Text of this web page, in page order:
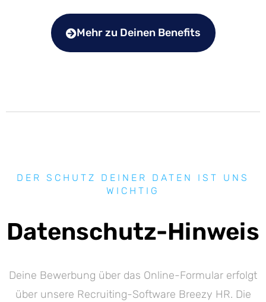
Mehr zu Deinen Benefits
DER SCHUTZ DEINER DATEN IST UNS
WICHTIG
Datenschutz-Hinweis
Deine Bewerbung über das Online-Formular erfolgt
über unsere Recruiting-Software Breezy HR. Die